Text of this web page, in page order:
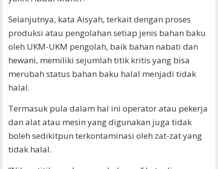
Selanjutnya, kata Aisyah, terkait dengan proses
produksi atau pengolahan setiap jenis bahan baku
oleh UKM-UKM pengolah, baik bahan nabati dan
hewani, memiliki sejumlah titik kritis yang bisa
merubah status bahan baku halal menjadi tidak
halal.
Termasuk pula dalam hal ini operator atau pekerja
dan alat atau mesin yang digunakan juga tidak
boleh sedikitpun terkontaminasi oleh zat-zat yang
tidak halal.